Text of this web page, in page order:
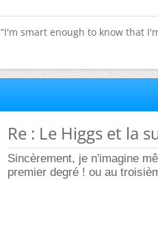
“I'm smart enough to know that
Re : Le Higgs et la
Sincèrement, je n'imagine
premier degré ! ou au